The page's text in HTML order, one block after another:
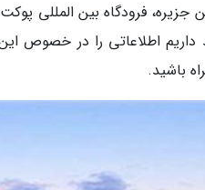
جزیره، فرودگاه بین المللی
اطلاعاتی را در خصوص این
باشید.